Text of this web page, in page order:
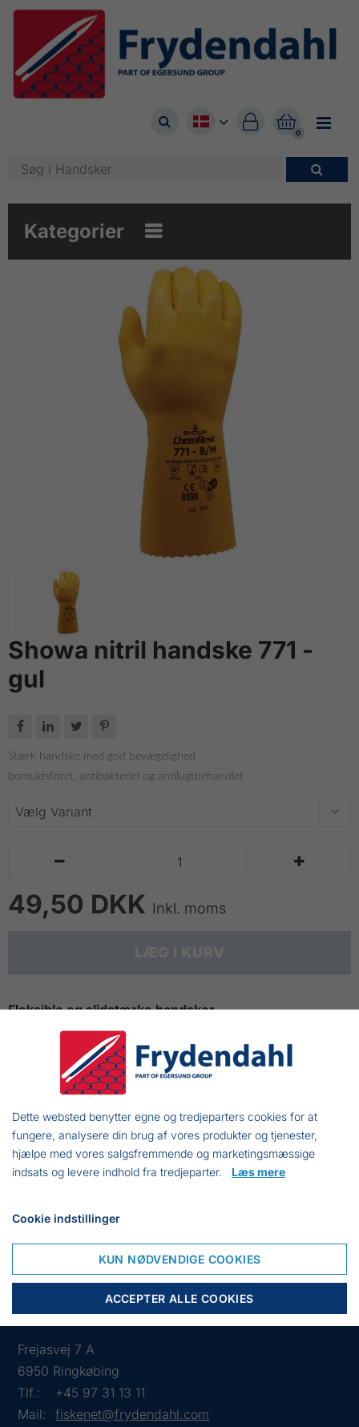


0


Kategorier 
Showa nitril handske 771 -
gul
   
Stærk handske med god bevægelighed
bomuldsforet, antibakteriel og antilugtbehandlet
 
49,50 DKK Inkl. moms
Fleksible og slidstærke handsker
Med stor bevægelighed og god bestandighed over for
Beskytter mod olier, kulbrinter, fedt og slitage
Absolut velegnede til anvendelse i fugtige eller
fedtede miljøer
Udviklet til mekanisk og kemisk industri, hvor der
forekommer olier, fedt, alkalier og visse
Foret med bomuld
Antibakteriel og antilugtbehandlet
Længde: 30-32 cm.
Frejasvej 7 A
6950 Ringkøbing
Tlf.:
+45 97 31 13 11
Mail:
fiskenet@frydendahl.com
Dette websted benytter egne og tredjeparters cookies for at
fungere, analysere din brug af vores produkter og tjenester,
hjælpe med vores salgsfremmende og marketingsmæssige
indsats og levere indhold fra tredjeparter. Læs mere
Cookie indstillinger
KUN NØDVENDIGE COOKIES
ACCEPTER ALLE COOKIES